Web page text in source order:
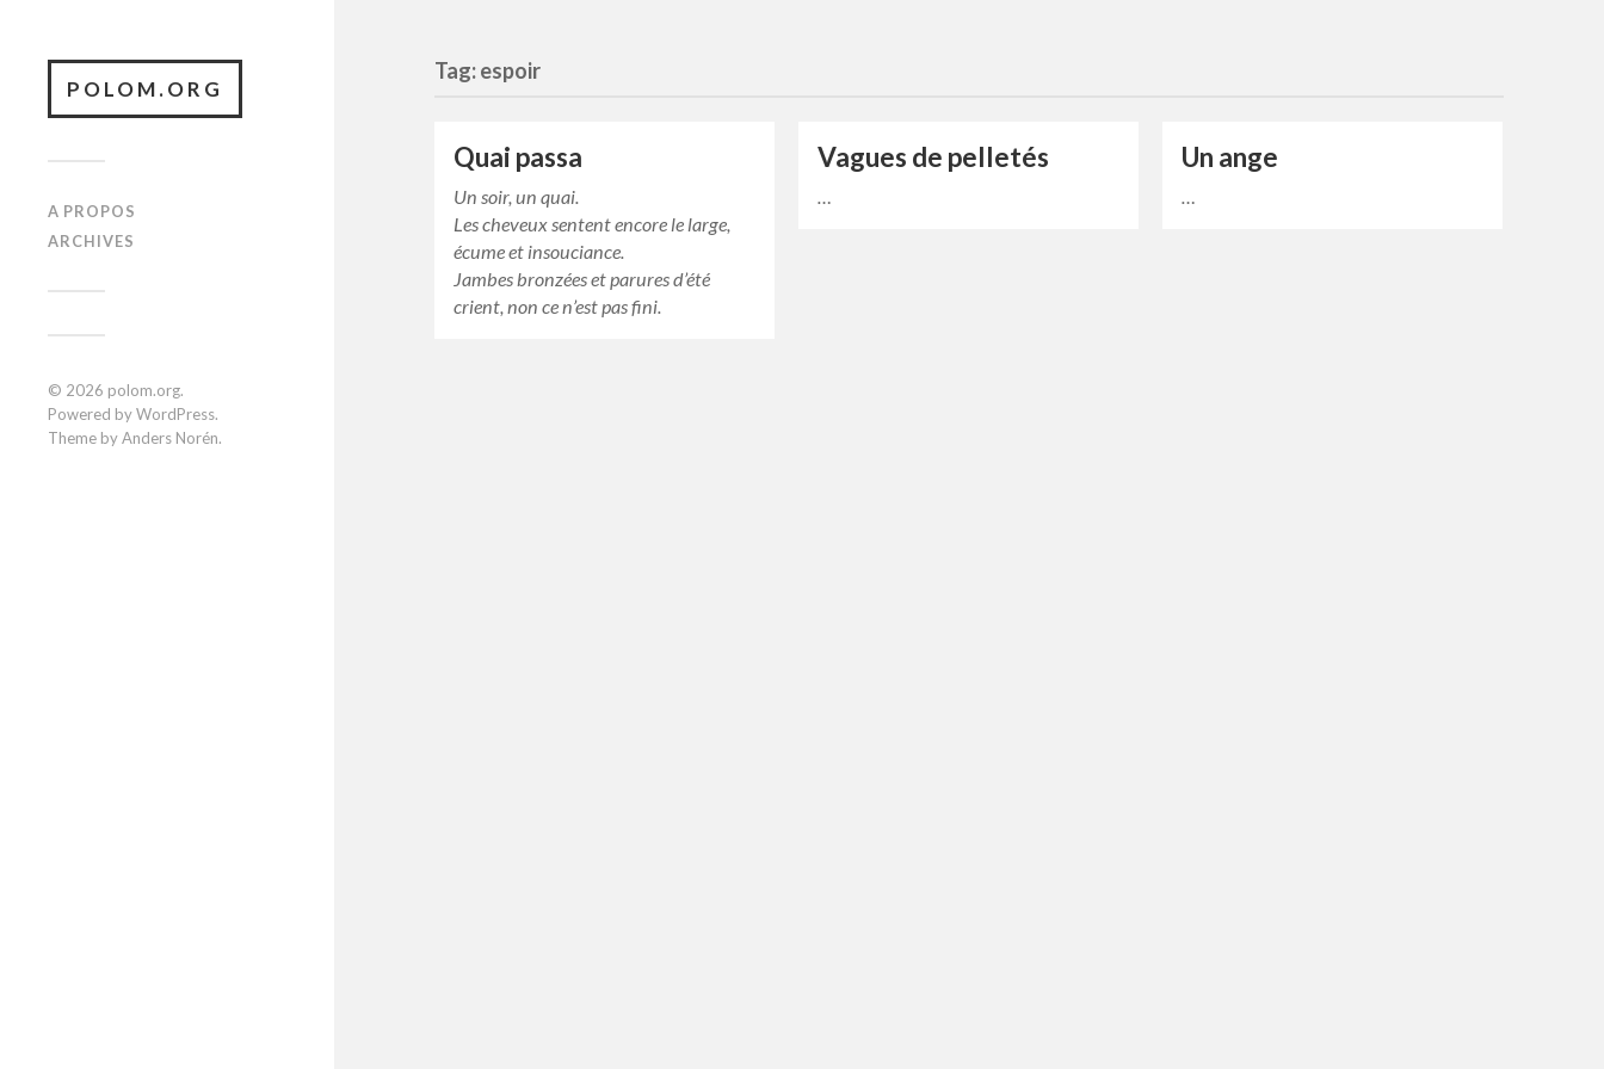
POLOM.ORG
A PROPOS
ARCHIVES
© 2026 polom.org.
Powered byWordPress.
Theme byAnders Norén.
Tag: espoir
Quai passa
Un soir, un quai.
Les cheveux sentent encore le large,
écume et insouciance.
Jambes bronzées et parures d’été
crient, non ce n’est pas fini.
Vagues de pelletés
…
Un ange
…